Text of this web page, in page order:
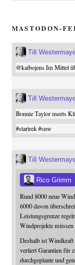
MASTODON-
Till
@kaibojensIm Mittel
Till
Bonnie Taylor meets
#startrek #snw
Till
Rico Grimm
Rund 8000 neue
6000 davon
Leistungsgrenze
Windprojekte müssen
Deshalb ist Windkraft
verliert Garantien für
durchgeplante und